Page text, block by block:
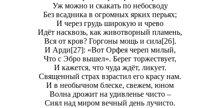
Уж можно и скакать по небосводу
Без всадника в огромных ярких перьях;
И через грудь широкую и чрево
Идёт насквозь, как животворный пламень,
Вся от кров? Горгоны мощь и сила[26].
И Арди[27]: «Вот Орфея череп милый,
Что с Эбро вышел». Берег торжествует,
И кажется, что чуда ждёт, ликует.
Священный страх взрастил его красy нам.
И в необычном блеске, свежем, юном
Волна дрожит на удивленье чисто –
Сиял над миром вечный день лучисто.